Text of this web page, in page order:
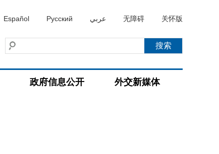
Español Русский عربي 无障碍 关怀版
政府信息公开 外交新媒体